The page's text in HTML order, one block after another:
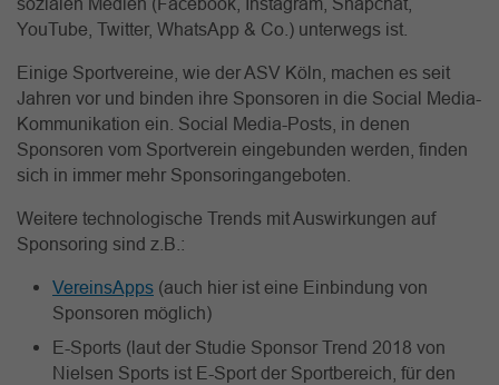
YouTube, Twitter, WhatsApp & Co.) unterwegs ist.
Einige Sportvereine, wie der ASV Köln, machen es seit
Jahren vor und binden ihre Sponsoren in die Social Media-
Kommunikation ein. Social Media-Posts, in denen
Sponsoren vom Sportverein eingebunden werden, finden
sich in immer mehr Sponsoringangeboten.
Weitere technologische Trends mit Auswirkungen auf
Sponsoring sind z.B.:
VereinsApps (auch hier ist eine Einbindung von
Sponsoren möglich)
E-Sports (laut der Studie Sponsor Trend 2018 von
Nielsen Sports ist E-Sport der Sportbereich, für den